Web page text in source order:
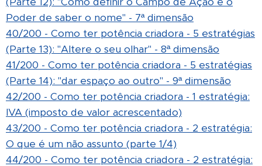
Poder de saber o nome" - 7ª dimensão
40/200 - Como ter potência criadora - 5 estratégias
(Parte 13): "Altere o seu olhar" - 8ª dimensão
41/200 - Como ter potência criadora - 5 estratégias
(Parte 14): "dar espaço ao outro" - 9ª dimensão
42/200 - Como ter potência criadora - 1 estratégia:
IVA (imposto de valor acrescentado)
43/200 - Como ter potência criadora - 2 estratégia:
O que é um não assunto (parte 1/4)
44/200 - Como ter potência criadora - 2 estratégia: